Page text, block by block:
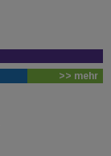
>> mehr